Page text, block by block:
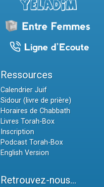
Ressources
Calendrier Juif
Sidour (livre de prière)
Horaires de Chabbath
Livres Torah-Box
Inscription
Podcast Torah-Box
English Version
Retrouvez-nous...